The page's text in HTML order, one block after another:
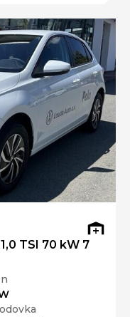
TSI 70 kW 7